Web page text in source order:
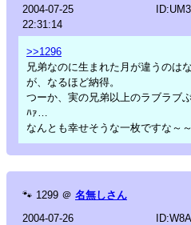
2004-07-25
22:31:14
>>1296
兄弟なのに生まれた月が違うのは
が、なるほど納得。
つーか、実の兄弟以上のラブラブ
ﾊｧ…
なんとも幸せそうな一枚ですな～～
🐾 1299 ＠ 名無しさん
2004-07-26